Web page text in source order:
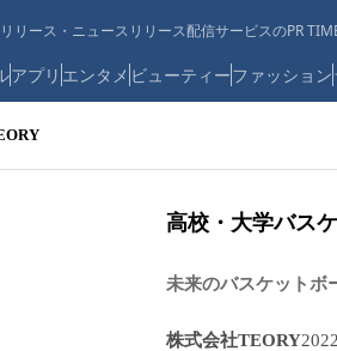
リース・ニュースリリース配信サービスのPR
アプリ エンタメ ビューティーファッション
高校・大学バス
未来のバスケットボ
株式会社TEORY